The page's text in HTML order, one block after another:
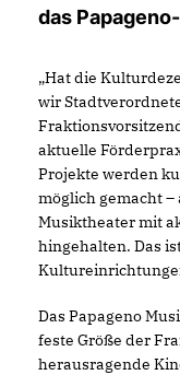
das
Hat die
wir
aktuelle
Projekte werden
möglich gemacht
Musiktheater mit
hingehalten. Das
Das Papageno
feste Größe der
herausragende